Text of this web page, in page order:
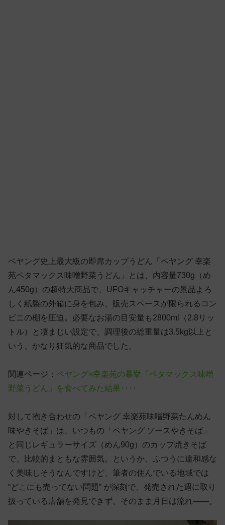
ペヤング史上最大級の即席カップうどん「ペヤング 幸楽
苑ペタマックス味噌野菜うどん」とは、内容量730g（め
ん450g）の超特大商品で、UFOキャッチャーの景品よろ
しく紙製の外箱に身を包み、販売スペースが限られるコン
ビニの棚を圧迫。必要なお湯の目安量も2800ml（2.8リッ
トル）と凄まじい設定で、調理後の総重量は3.5kg以上と
いう、かなり狂気的な商品でした。
関連ページ： ペヤング×幸楽苑の暴挙「ペタマックス味噌
野菜うどん」を食べてみた結果‥‥
対して抱き合わせの「ペヤング 幸楽苑味噌野菜たんめん
味やきそば」は、いつもの「ペヤング ソースやきそば」
と同じレギュラーサイズ（めん90g）のカップ焼きそば
で、比較的まともな雰囲気。というか、ふつうに違和感な
く美味しそうなんですけど、筆者の住んでいる地域では
“どこにも売ってない問題” が深刻で、発売された週に取り
扱っている店舗を発見できず、そのまま月日は流れ——。